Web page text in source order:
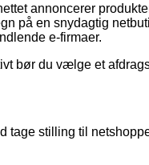
annoncerer
på en snydagtig
e-firmaer.
bør du vælge et
tage stilling til